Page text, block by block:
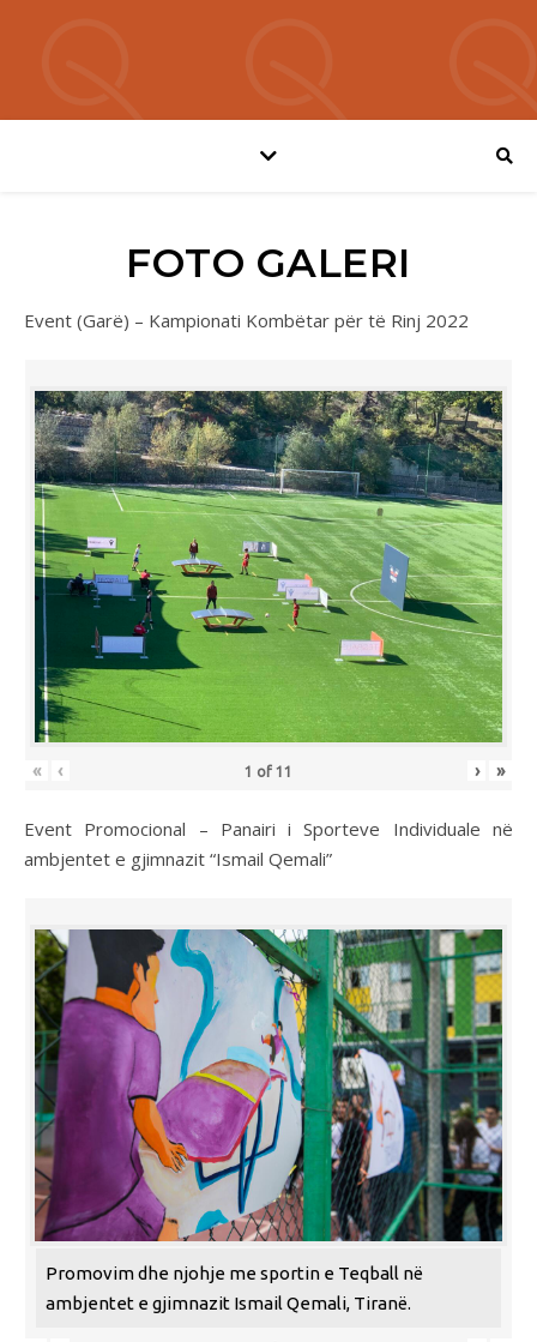
FOTO GALERI
Event (Garë) – Kampionati Kombëtar për të Rinj 2022
« ‹ 1 of 11 › »
Event Promocional – Panairi i Sporteve Individuale në
ambjentet e gjimnazit “Ismail Qemali”
Promovim dhe njohje me sportin e Teqball në
ambjentet e gjimnazit Ismail Qemali, Tiranë.